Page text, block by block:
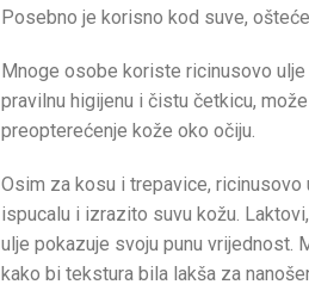
Posebno je korisno kod suve,
Mnoge osobe koriste ricinusovo
pravilnu higijenu i čistu četkicu,
preopterećenje kože oko očiju.
Osim za kosu i trepavice,
ispucalu i izrazito suvu kožu.
ulje pokazuje svoju punu
kako bi tekstura bila lakša za